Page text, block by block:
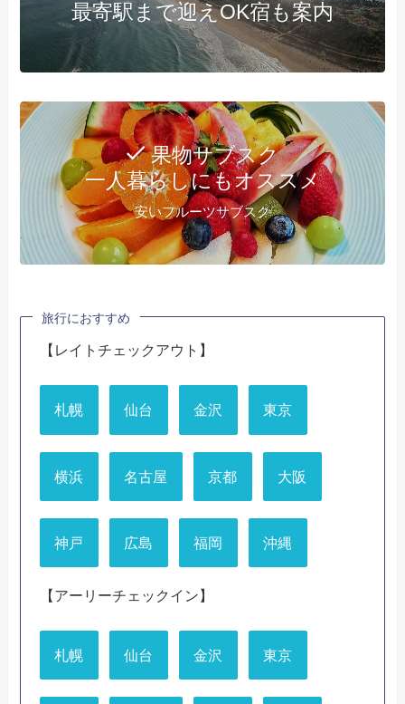
最寄駅まで迎えOK宿も案内
果物サブスク
一人暮らしにもオススメ
安いフルーツサブスク
旅行におすすめ
【レイトチェックアウト】
札幌 仙台 金沢 東京
横浜 名古屋 京都 大阪
神戸 広島 福岡 沖縄
【アーリーチェックイン】
札幌 仙台 金沢 東京